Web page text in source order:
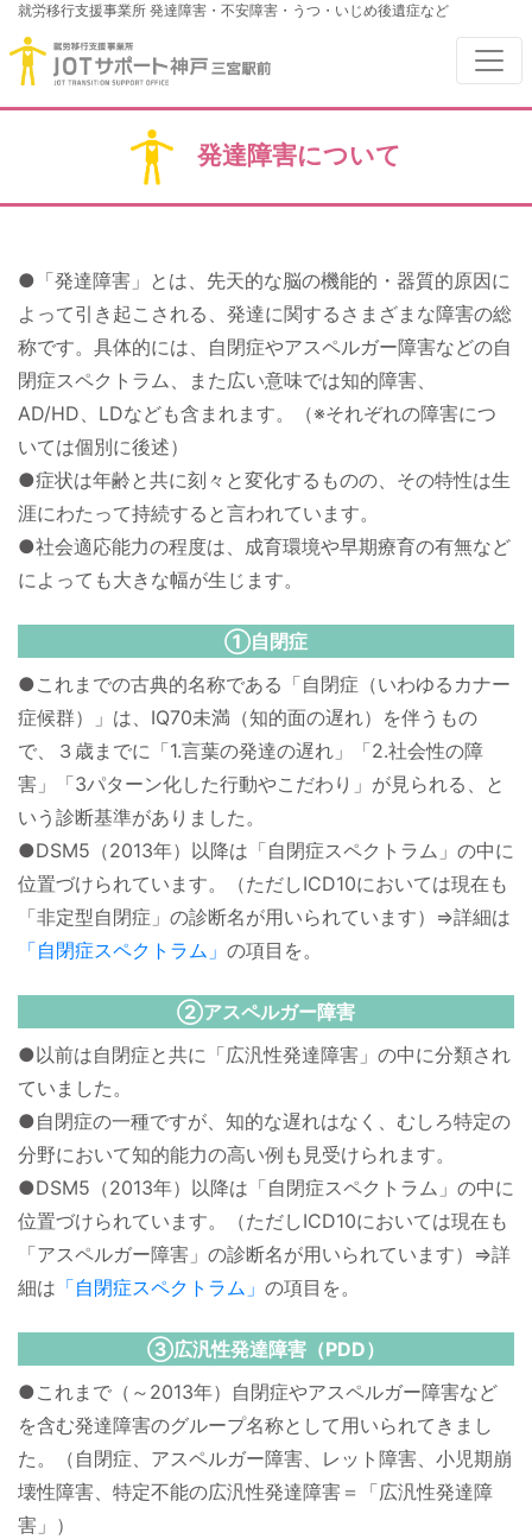
就労移行支援事業所 発達障害・不安障害・うつ・いじめ後遺症など
発達障害について
●「発達障害」とは、先天的な脳の機能的・器質的原因に
よって引き起こされる、発達に関するさまざまな障害の総
称です。具体的には、自閉症やアスペルガー障害などの自
閉症スペクトラム、また広い意味では知的障害、
AD/HD、LDなども含まれます。（※それぞれの障害につ
いては個別に後述）
●症状は年齢と共に刻々と変化するものの、その特性は生
涯にわたって持続すると言われています。
●社会適応能力の程度は、成育環境や早期療育の有無など
によっても大きな幅が生じます。
①自閉症
●これまでの古典的名称である「自閉症（いわゆるカナー
症候群）」は、IQ70未満（知的面の遅れ）を伴うもの
で、３歳までに「1.言葉の発達の遅れ」「2.社会性の障
害」「3パターン化した行動やこだわり」が見られる、と
いう診断基準がありました。
●DSM5（2013年）以降は「自閉症スペクトラム」の中に
位置づけられています。（ただしICD10においては現在も
「非定型自閉症」の診断名が用いられています）⇒詳細は
「自閉症スペクトラム」 の項目を。
②アスペルガー障害
●以前は自閉症と共に「広汎性発達障害」の中に分類され
ていました。
●自閉症の一種ですが、知的な遅れはなく、むしろ特定の
分野において知的能力の高い例も見受けられます。
●DSM5（2013年）以降は「自閉症スペクトラム」の中に
位置づけられています。（ただしICD10においては現在も
「アスペルガー障害」の診断名が用いられています）⇒詳
細は 「自閉症スペクトラム」 の項目を。
③広汎性発達障害（PDD）
●これまで（～2013年）自閉症やアスペルガー障害など
を含む発達障害のグループ名称として用いられてきまし
た。（自閉症、アスペルガー障害、レット障害、小児期崩
壊性障害、特定不能の広汎性発達障害＝「広汎性発達障
害」）